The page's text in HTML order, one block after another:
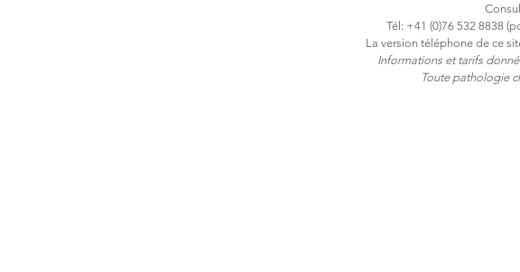
Tél: +41 (0)76 532 8838
La version téléphone de ce
​Informations et tarifs
Toute pathologie